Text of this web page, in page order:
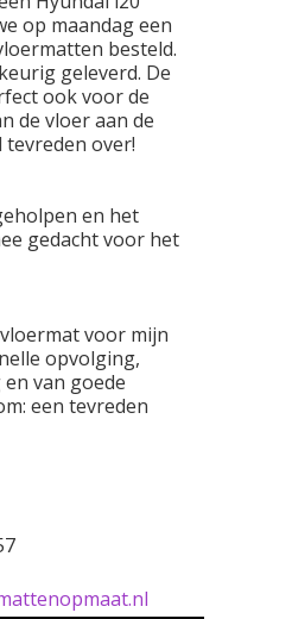
op maandag een
besteld.
geleverd. De
ook voor de
de vloer aan de
tevreden over!
en het
gedacht voor het
voor mijn
opvolging,
van goede
een tevreden